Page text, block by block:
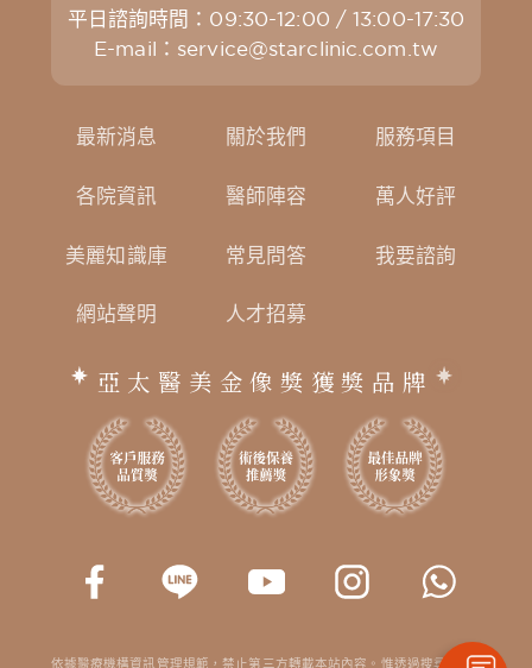
平日諮詢時間：09:30-12:00 / 13:00-17:30
E-mail： service@starclinic.com.tw
最新消息 關於我們 服務項目
各院資訊 醫師陣容 萬人好評
美麗知識庫 常見問答 我要諮詢
網站聲明 人才招募
亞太醫美金像獎獲獎品牌
依據醫療機構資訊管理規範，禁止第三方轉載本站內容。惟透過搜尋